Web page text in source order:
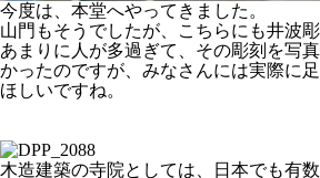
今度は、本堂へやってきました。
山門もそうでしたが、こちらにも井波
あまりに人が多過ぎて、その彫刻を写
かったのですが、みなさんには実際に
ほしいですね。
木造建築の寺院としては、日本でも有